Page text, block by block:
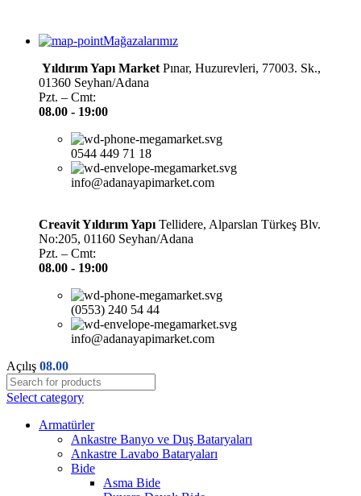
Mağazalarımız
Yıldırım Yapı Market Pınar, Huzurevleri, 77003. Sk.,
01360 Seyhan/Adana
Pzt. – Cmt:
08.00 - 19:00
0544 449 71 18
info@adanayapimarket.com
Creavit Yıldırım Yapı Tellidere, Alparslan Türkeş Blv.
No:205, 01160 Seyhan/Adana
Pzt. – Cmt:
08.00 - 19:00
(0553) 240 54 44
info@adanayapimarket.com
Açılış 08.00
Select category
Armatürler
Ankastre Banyo ve Duş Bataryaları
Ankastre Lavabo Bataryaları
Bide
Asma Bide